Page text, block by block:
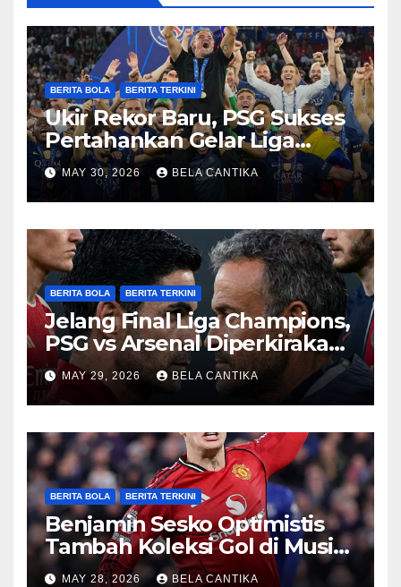
BERITA BOLA BERITA TERKINI
Ukir Rekor Baru, PSG Sukses
Pertahankan Gelar Liga
Champions
MAY 30, 2026 BELA CANTIKA
BERITA BOLA BERITA TERKINI
Jelang Final Liga Champions,
PSG vs Arsenal Diperkirakan
Sengit
MAY 29, 2026 BELA CANTIKA
BERITA BOLA BERITA TERKINI
Benjamin Sesko Optimistis
Tambah Koleksi Gol di Musim
2026/27
MAY 28, 2026 BELA CANTIKA